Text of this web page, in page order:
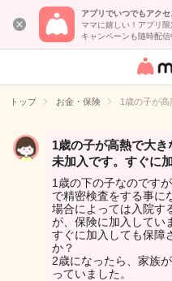
アプリでいつでもアクセ
ママに嬉しい！アプリ限
キャンペーンも随時配信
女性
イト
トップ お金・保険 1歳の子が
1歳の子が高熱で大
未加入です。すぐに
1歳の下の子なのです
で精密検査をする事に
場合によっては入院す
が、保険に加入してい
すぐに加入しても保障
か？
2歳になったら、家族
っていました。